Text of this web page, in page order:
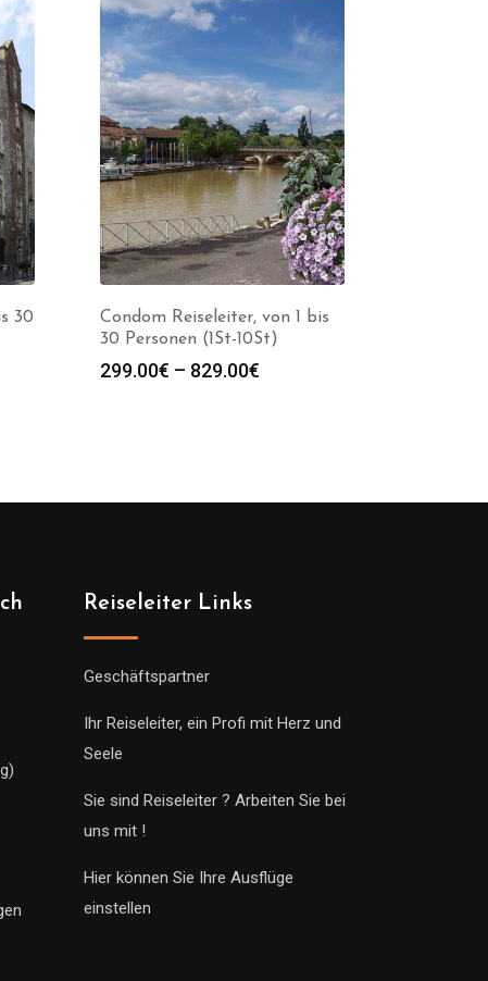
30
Condom Reiseleiter, von 1 bis
30 Personen (1St-10St)
299.00€ – 829.00€
Reiseleiter Links
Geschäftspartner
Ihr Reiseleiter, ein Profi mit Herz und
Seele
Sie sind Reiseleiter ? Arbeiten Sie bei
uns mit !
Hier können Sie Ihre Ausflüge
einstellen